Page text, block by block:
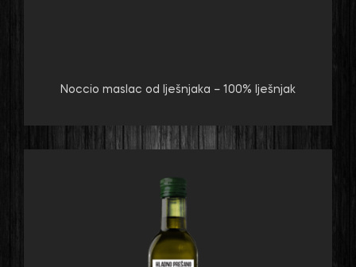
Noccio maslac od lješnjaka – 100% lješnjak